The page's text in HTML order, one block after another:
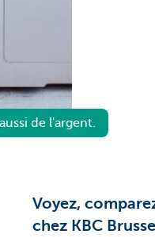
de l'argent.
Voyez,
chez KBC